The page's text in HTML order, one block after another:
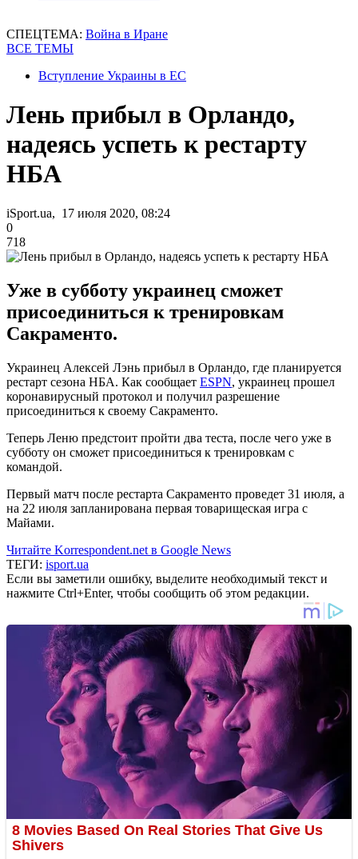
СПЕЦТЕМА: Война в Иране
ВСЕ ТЕМЫ
Вступление Украины в ЕС
Лень прибыл в Орландо,
надеясь успеть к рестарту
НБА
iSport.ua, 17 июля 2020, 08:24
0
718
Уже в субботу украинец сможет
присоединиться к тренировкам
Сакраменто.
Украинец Алексей Лэнь прибыл в Орландо, где планируется
рестарт сезона НБА. Как сообщает ESPN, украинец прошел
коронавирусный протокол и получил разрешение
присоединиться к своему Сакраменто.
Теперь Леню предстоит пройти два теста, после чего уже в
субботу он сможет присоединиться к тренировкам с
командой.
Первый матч после рестарта Сакраменто проведет 31 июля, а
на 22 июля запланирована первая товарищеская игра с
Майами.
Читайте Korrespondent.net в Google News
ТЕГИ: isport.ua
Если вы заметили ошибку, выделите необходимый текст и
нажмите Ctrl+Enter, чтобы сообщить об этом редакции.